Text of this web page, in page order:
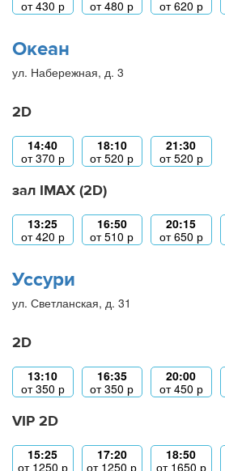
от430 р
от480 р
от620 р
Океан
ул. Набережная, д. 3
2D
14:40
от370 р
18:10
от520 р
21:30
от520 р
зал IMAX (2D)
13:25
от420 р
16:50
от510 р
20:15
от650 р
Уссури
ул. Светланская, д. 31
2D
13:10
от350 р
16:35
от350 р
20:00
от450 р
VIP 2D
15:25
от 1250 р
17:20
от 1250 р
18:50
от 1650 р